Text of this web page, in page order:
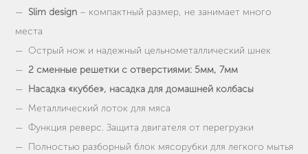
Slim design – компактный размер, не занимает много
места
Острый нож и надежный цельнометаллический шнек
2 сменные решетки с отверстиями: 5мм, 7мм
Насадка «куббе», насадка для домашней колбасы
Металлический лоток для мяса
Функция реверс. Защита двигателя от перегрузки
Полностью разборный блок мясорубки для легкого мытья